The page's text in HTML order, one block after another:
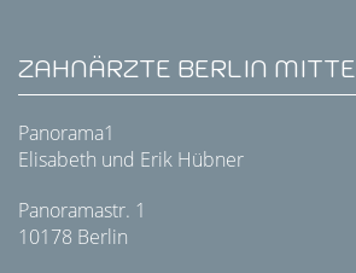
ZAHNÄRZTE BERLIN MITTE
Panorama1
Elisabeth und Erik Hübner
Panoramastr. 1
10178 Berlin